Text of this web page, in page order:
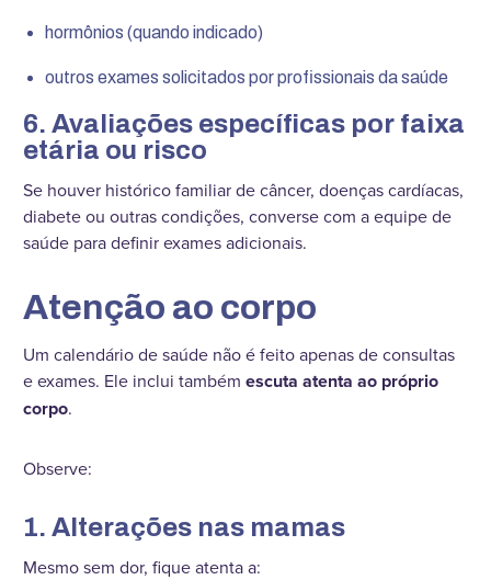
hormônios (quando indicado)
outros exames solicitados por profissionais da saúde
6. Avaliações específicas por faixa
etária ou risco
Se houver histórico familiar de câncer, doenças cardíacas,
diabete ou outras condições, converse com a equipe de
saúde para definir exames adicionais.
Atenção ao corpo
Um calendário de saúde não é feito apenas de consultas
e exames. Ele inclui também escuta atenta ao próprio
corpo.
Observe:
1. Alterações nas mamas
Mesmo sem dor, fique atenta a: